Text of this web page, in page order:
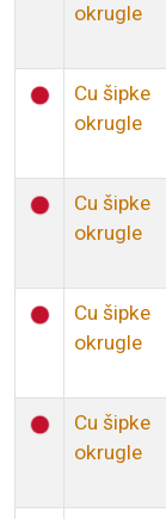
okrugle
Cu šipke
okrugle
Cu šipke
okrugle
Cu šipke
okrugle
Cu šipke
okrugle